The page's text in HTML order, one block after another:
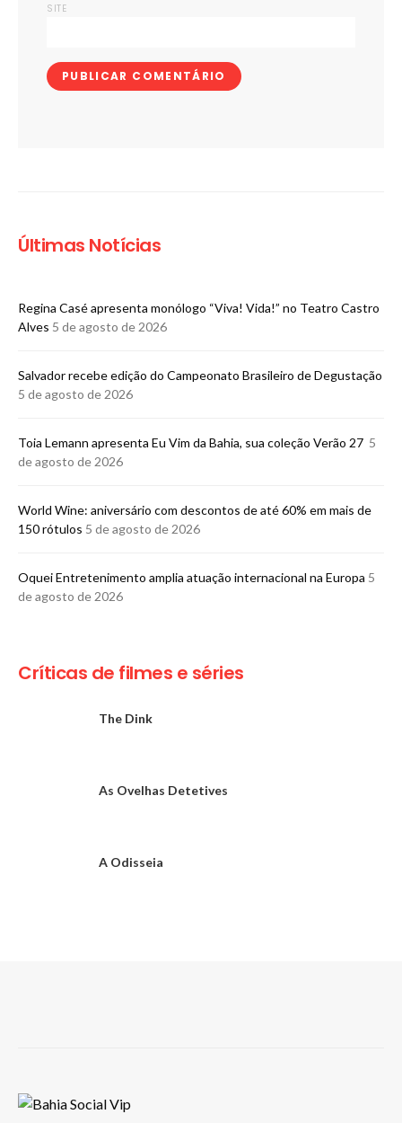
SITE
Últimas Notícias
Regina Casé apresenta monólogo “Viva! Vida!” no Teatro Castro
Alves 5 de agosto de 2026
​Salvador recebe edição do Campeonato Brasileiro de Degustação
5 de agosto de 2026
Toia Lemann apresenta Eu Vim da Bahia, sua coleção Verão 27 5
de agosto de 2026
World Wine: aniversário com descontos de até 60% em mais de
150 rótulos 5 de agosto de 2026
Oquei Entretenimento amplia atuação internacional na Europa 5
de agosto de 2026
Críticas de filmes e séries
The Dink
As Ovelhas Detetives
A Odisseia